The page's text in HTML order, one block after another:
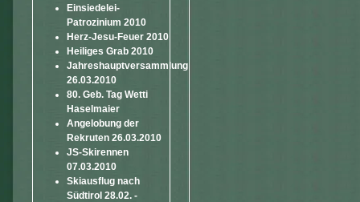
Einsiedelei-
Patrozinium 2010
Herz-Jesu-Feuer 2010
Heiliges Grab 2010
Jahreshauptversammlung
26.03.2010
80. Geb. Tag Wetti
Haselmaier
Angelobung der
Rekruten 26.03.2010
JS-Skirennen
07.03.2010
Skiausflug nach
Südtirol 28.02. -